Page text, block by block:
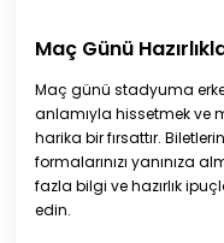
Maç Günü
Maç günü stadyuma
anlamıyla hissetmek ve
harika bir fırsattır.
formalarınızı yanınıza
fazla bilgi ve hazırlık
edin.